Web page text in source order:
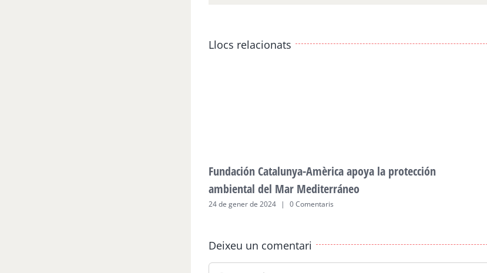
Llocs relacionats
Fundación Catalunya-Amèrica apoya la protección
ambiental del Mar Mediterráneo
24 de gener de 2024 | 0 Comentaris
Deixeu un comentari